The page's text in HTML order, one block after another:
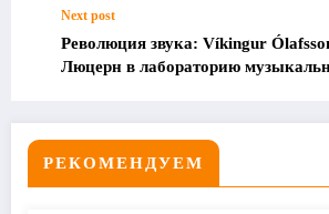
Next post
Революция звука: Víkingur
Люцерн в лабораторию
РЕКОМЕНДУЕМ